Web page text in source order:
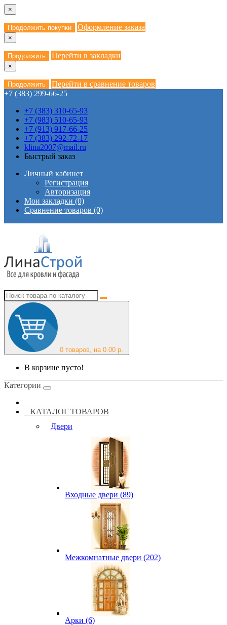
×
Продолжить покупки Оформление заказа
×
Продолжить Перейти в закладки
×
Продолжить
Перейти в сравнение товаров
+7 (383) 299-66-25
+7 (383) 310-65-93
+7 (983) 510-65-93
+7 (913) 917-66-25
+7 (383) 292-72-17
klina2007@mail.ru
Быстрый заказ
Личный кабинет
Регистрация
Авторизация
Мои закладки (0)
Сравнение товаров (0)
0 товаров, на 0.00 р.
В корзине пусто!
Категории
КАТАЛОГ ТОВАРОВ
Двери
Входные двери (89)
Межкомнатные двери (202)
Арки (6)